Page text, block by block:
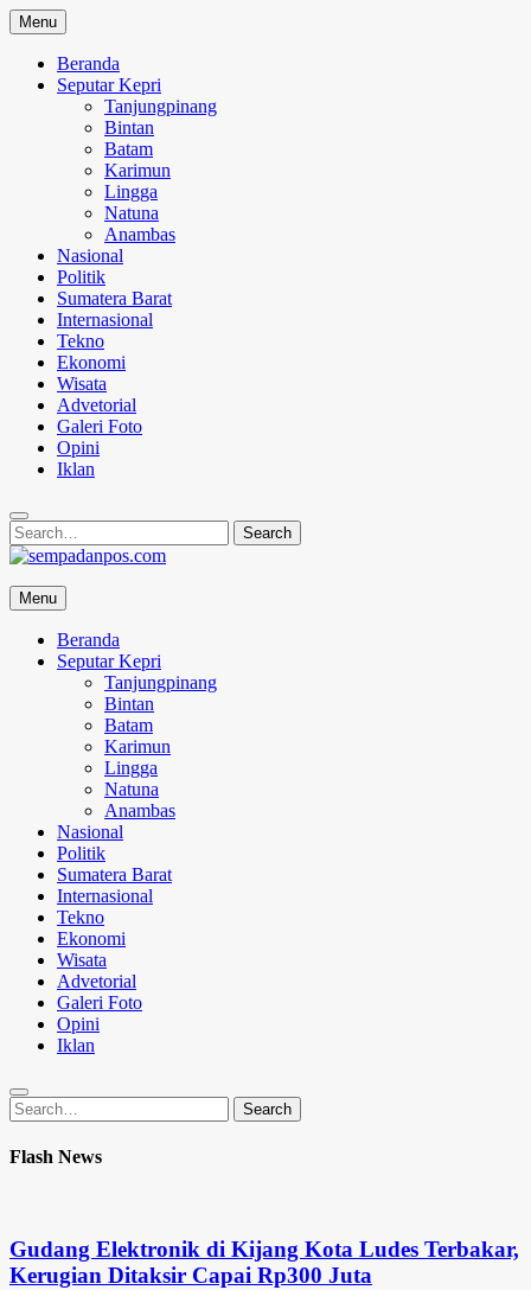
Skip
to
content
Menu
Beranda
Seputar Kepri
Tanjungpinang
Bintan
Batam
Karimun
Lingga
Natuna
Anambas
Nasional
Politik
Sumatera Barat
Internasional
Tekno
Ekonomi
Wisata
Advetorial
Galeri Foto
Opini
Iklan
Search
for:
Search
sempadanpos.com
Menyampaikan Berita Dengan Analisa
Menu
Beranda
Seputar Kepri
Tanjungpinang
Bintan
Batam
Karimun
Lingga
Natuna
Anambas
Nasional
Politik
Sumatera Barat
Internasional
Tekno
Ekonomi
Wisata
Advetorial
Galeri Foto
Opini
Iklan
Search
for:
Search
Flash News
Gudang Elektronik di Kijang Kota Ludes Terbakar,
Kerugian Ditaksir Capai Rp300 Juta